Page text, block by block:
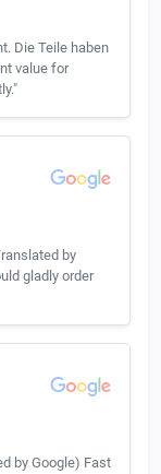
Die Teile haben
value for
by
gladly order
by Google) Fast